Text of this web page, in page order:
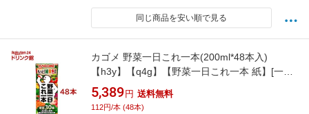
同じ商品を安い順で見る
カゴメ 野菜一日これ一本(200ml*48本入)
【h3y】【q4g】【野菜一日これ一本 紙】[一日
分の野菜 野菜100％ 食物繊維 リコピン]
5,389 円 送料無料
112円/本 (48本)